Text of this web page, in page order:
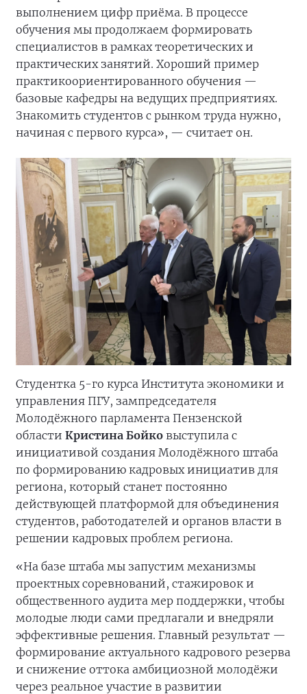
выполнением цифр приёма. В процессе
обучения мы продолжаем формировать
специалистов в рамках теоретических и
практических занятий. Хороший пример
практикоориентированного обучения —
базовые кафедры на ведущих предприятиях.
Знакомить студентов с рынком труда нужно,
начиная с первого курса», — считает он.
Студентка 5-го курса Института экономики и
управления ПГУ, зампредседателя
Молодёжного парламента Пензенской
области Кристина Бойко выступила с
инициативой создания Молодёжного штаба
по формированию кадровых инициатив для
региона, который станет постоянно
действующей платформой для объединения
студентов, работодателей и органов власти в
решении кадровых проблем региона.
«На базе штаба мы запустим механизмы
проектных соревнований, стажировок и
общественного аудита мер поддержки, чтобы
молодые люди сами предлагали и внедряли
эффективные решения. Главный результат —
формирование актуального кадрового резерва
и снижение оттока амбициозной молодёжи
через реальное участие в развитии